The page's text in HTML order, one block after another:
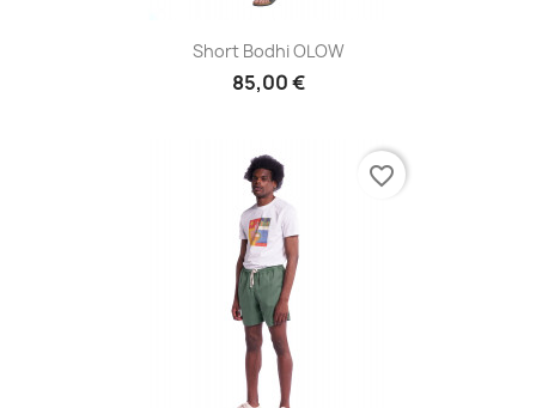
Short Bodhi OLOW
85,00 €
favorite_border